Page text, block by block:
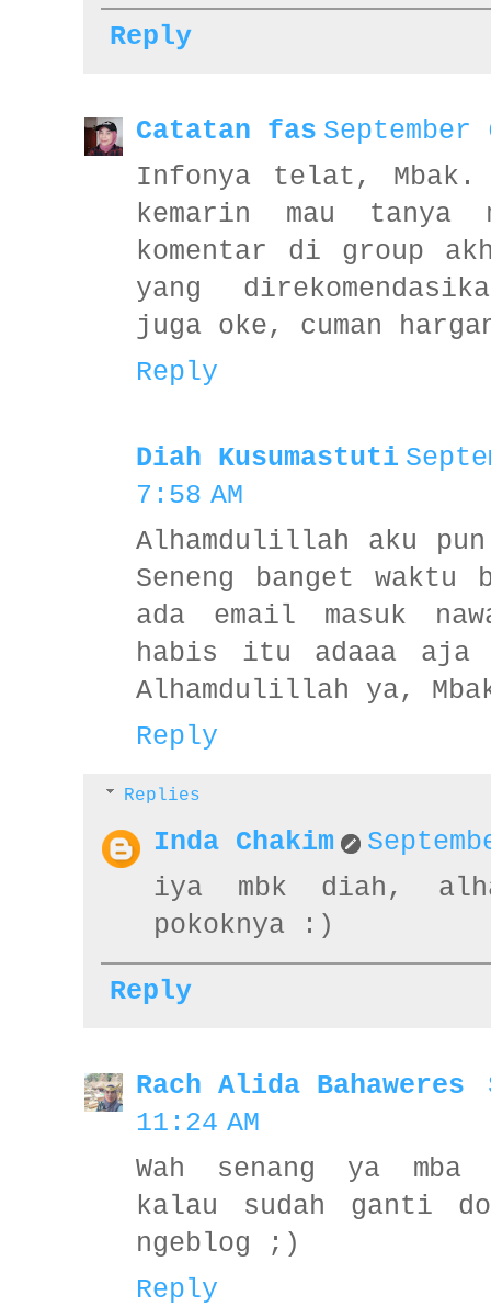
Reply
Catatan fas
Infonya telat, Mbak.
kemarin mau
komentar di group
yang
juga oke, cuman
Reply
Diah Kusumastuti
7:58 AM
Alhamdulillah aku
Seneng banget
ada email masuk
habis itu adaaa aja
Alhamdulillah ya,
Reply
Replies
Inda Chakim
iya mbk diah,
pokoknya :)
Reply
Rach Alida Bahaweres
11:24 AM
Wah senang ya
kalau sudah ganti
ngeblog ;)
Reply